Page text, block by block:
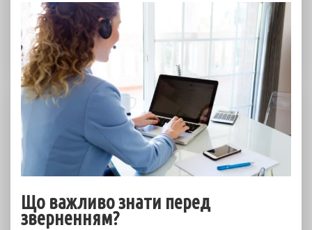
Що важливо знати перед
зверненням?